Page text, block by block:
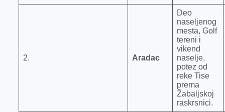
2. Aradac
Deo
naseljenog
mesta, Golf
tereni i
vikend
naselje,
potez od
reke Tise
prema
Žabaljskoj
raskrsnici.